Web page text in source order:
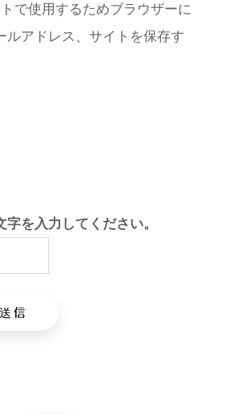
で使用するためブラウザーに
ルアドレス、サイトを保存す
字を入力してください。